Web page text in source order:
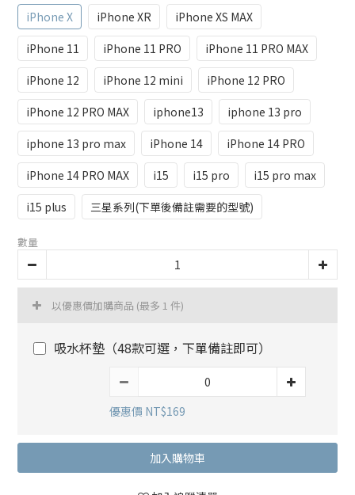
iPhone X iPhone XR
iPhone XS MAX
iPhone 11
iPhone 11 PRO
iPhone 11 PRO MAX
iPhone 12
iPhone 12 mini
iPhone 12 PRO
iPhone 12 PRO MAX
iphone13
iphone 13 pro
iphone 13 pro max
iPhone 14
iPhone 14 PRO
iPhone 14 PRO MAX
i15 i15 pro
i15 pro max
i15 plus
三星系列(下單後備註需要的型號)
數量
以優惠價加購商品 (最多 1 件)
吸水杯墊（48款可選，下單備註即可）
優惠價 NT$169
加入購物車